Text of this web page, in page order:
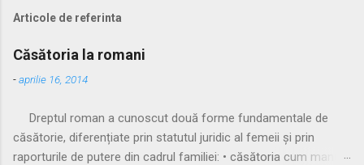
Articole de referinta
Căsătoria la romani
-aprilie 16, 2014
Dreptul roman a cunoscut două forme fundamentale de
căsătorie, diferențiate prin statutul juridic al femeii și prin
raporturile de putere din cadrul familiei: • căsătoria cum manus